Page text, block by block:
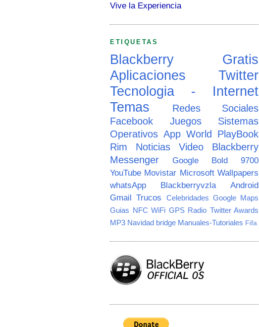
Vive la Experiencia
ETIQUETAS
Blackberry
Gratis
Aplicaciones
Twitter
Tecnologia - Internet
Temas
Redes Sociales
Facebook
Juegos
Sistemas
Operativos App World PlayBook
Rim
Noticias Video
Blackberry
Messenger
Google
Bold 9700
YouTube Movistar Microsoft Wallpapers
whatsApp
Blackberryvzla
Android
Gmail Trucos Celebridades Google Maps
Guias NFC WiFi GPS Radio Twitter Awards
MP3 Navidad bridge Manuales-Tutoriales Fifa